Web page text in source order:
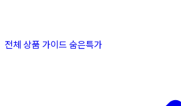
전체 상품 가이드 숨은특가